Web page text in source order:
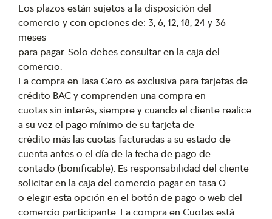
Los plazos están sujetos a la disposición del
comercio y con opciones de: 3, 6, 12, 18, 24 y 36
meses
para pagar. Solo debes consultar en la caja del
comercio.
La compra en Tasa Cero es exclusiva para tarjetas de
crédito BAC y comprenden una compra en
cuotas sin interés, siempre y cuando el cliente realice
a su vez el pago mínimo de su tarjeta de
crédito más las cuotas facturadas a su estado de
cuenta antes o el día de la fecha de pago de
contado (bonificable). Es responsabilidad del cliente
solicitar en la caja del comercio pagar en tasa 0
o elegir esta opción en el botón de pago o web del
comercio participante. La compra en Cuotas está